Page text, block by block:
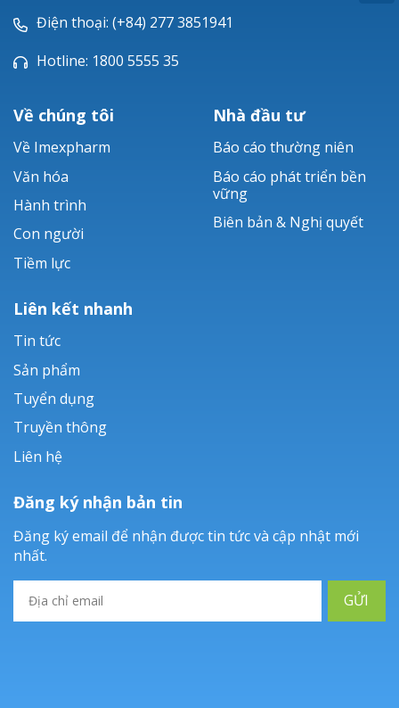
Zobacta®
Bacsulfo®
Điện thoại: (+84) 277 3851941
Hotline: 1800 5555 35
Về chúng tôi
Về Imexpharm
Văn hóa
Hành trình
Con người
Tiềm lực
Nhà đầu tư
Báo cáo thường niên
Báo cáo phát triển bền
vững
Biên bản & Nghị quyết
Liên kết nhanh
Tin tức
Sản phẩm
Tuyển dụng
Truyền thông
Liên hệ
Đăng ký nhận bản tin
Đăng ký email để nhận được tin tức và cập nhật mới
nhất.
GỬI